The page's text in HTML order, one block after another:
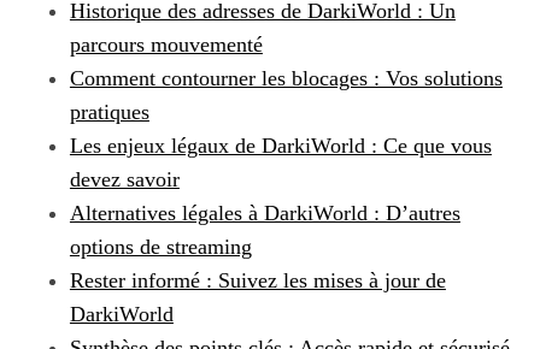
Historique des adresses de DarkiWorld : Un
parcours mouvementé
Comment contourner les blocages : Vos solutions
pratiques
Les enjeux légaux de DarkiWorld : Ce que vous
devez savoir
Alternatives légales à DarkiWorld : D’autres
options de streaming
Rester informé : Suivez les mises à jour de
DarkiWorld